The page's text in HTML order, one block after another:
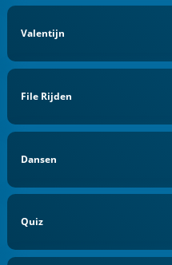
Valentijn
File Rijden
Dansen
Quiz